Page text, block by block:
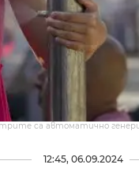
са автоматично
12:45, 06.09.2024